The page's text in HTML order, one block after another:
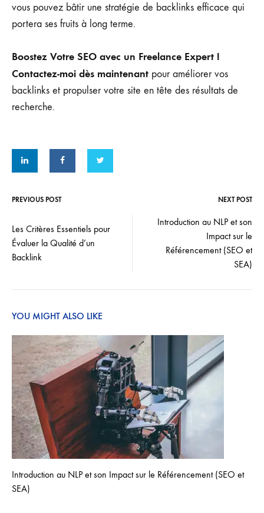
vous pouvez bâtir une stratégie de backlinks efficace qui
portera ses fruits à long terme.
Boostez Votre SEO avec un Freelance Expert !
Contactez-moi dès maintenant pour améliorer vos
backlinks et propulser votre site en tête des résultats de
recherche.
navigation
PREVIOUS POST NEXT POST
Les Critères Essentiels pour
Évaluer la Qualité d’un
Backlink
Introduction au NLP et son
Impact sur le
Référencement (SEO et
SEA)
YOU MIGHT ALSO LIKE
Introduction au NLP et son Impact sur le Référencement (SEO et
SEA)